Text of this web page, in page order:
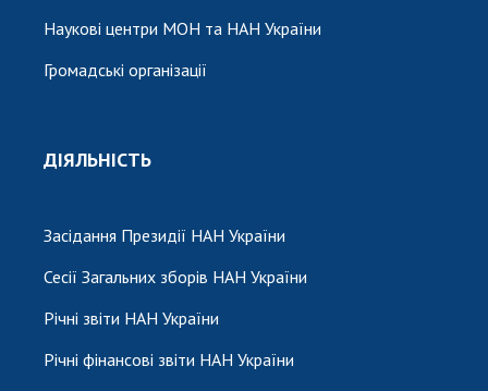
Наукові центри МОН та НАН України
Громадські організації
ДІЯЛЬНІСТЬ
Засідання Президії НАН України
Сесії Загальних зборів НАН України
Річні звіти НАН України
Річні фінансові звіти НАН України